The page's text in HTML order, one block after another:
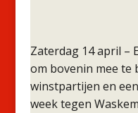
Zaterdag 14 april –
om bovenin mee te
winstpartijen en
week tegen